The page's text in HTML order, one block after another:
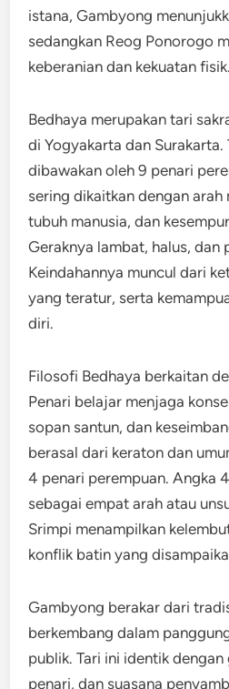
istana, Gambyong
sedangkan Reog Ponorogo
keberanian dan kekuatan fisik.
Bedhaya merupakan tari
di Yogyakarta dan Surakarta.
dibawakan oleh 9 penari
sering dikaitkan dengan arah
tubuh manusia, dan
Geraknya lambat, halus, dan
Keindahannya muncul dari
yang teratur, serta
diri.
Filosofi Bedhaya berkaitan
Penari belajar menjaga
sopan santun, dan
berasal dari keraton dan
4 penari perempuan. Angka
sebagai empat arah atau
Srimpi menampilkan
konflik batin yang
Gambyong berakar dari
berkembang dalam
publik. Tari ini identik
penari, dan suasana